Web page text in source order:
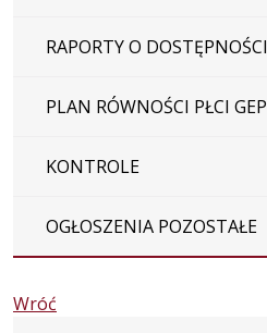
RAPORTY O DOSTĘPNOŚCI
PLAN RÓWNOŚCI PŁCI GEP
KONTROLE
OGŁOSZENIA POZOSTAŁE
Wróć